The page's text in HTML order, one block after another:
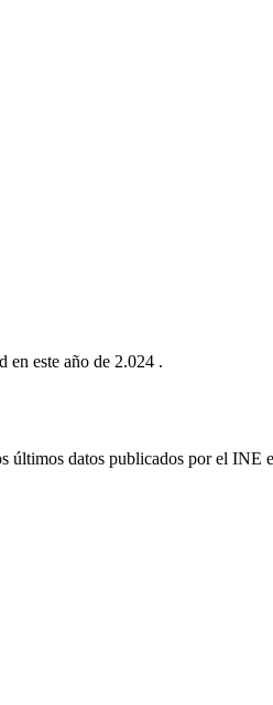
en este año de 2.024 .
últimos datos publicados por el